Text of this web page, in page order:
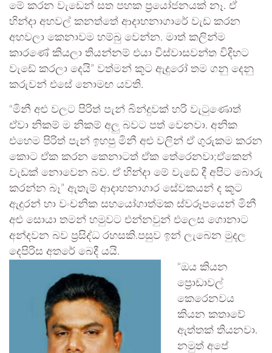
මේ කරන වැඩෙන් සත පහක ප්‍රයෝජනයක් නෑ. ඒ
හින්දා අහවල් කනත්තේ ආදාහනාගාරේ වැඩ කරන
අහවලා කෙනාවම හම්බු වෙන්න. මාත් කලින්ම
කාරණේ කියලා තියන්නම් එයා විස්වාසවන්ත විදිහට
වැඩේ කරලා දෙයි” වත්මන් කූට ඇදුරෝ තම ගනු දෙනු
කරුවන් එසේ නොමඟ යවති.
“මිනී අළු වලට පිරිත් පැන් බින්දුවක් හරි වැටුණොත්
ඒවා නිකම් ම නිකම් අලු බවට පත් වෙනවා. අනික
එහෙම පිරිත් පැන් ඉහපු මිනී අළු වලින් ඒ ගුරුකම කරන
කොට ඒක කරන කෙනාටත් ඒක තේරෙනවා;ඒකෙන්
වැඩක් නොවෙන බව. ඒ හින්දා මේ වැඩේ දී අපිට බොරු
කරන්න බෑ” ඇතැම් ආදාහනාගාර සේවකයන් ද කූට
ඇදුරන් හා වංචනික සහයෝගාත්මක ස්වරූපයෙන් මිනී
අළු සොයා තමන් හමුවට එන්නවුන් එලෙස ගොනාට
අන්දවන බව ප්‍රසිද්ධ රහසකි.පසුව ඉන් ලැබෙන මුදල
දෙපිරිස අතරේ බෙදී යයි.
“ඔය කියන
ප්‍රොඩාවල්
කෙරෙනවය
කියන කතාවේ
ඇත්තක් තියනවා.
නමුත් අපේ